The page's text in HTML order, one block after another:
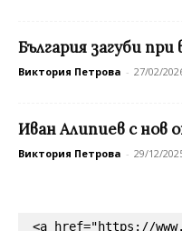
България загуби
Виктория Петрова - 27/02/
Иван Алипиев с нов
Виктория Петрова - 29/12/
<a href="https://